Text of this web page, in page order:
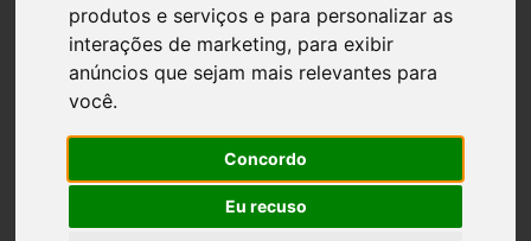
produtos e serviços e para personalizar as
interações de marketing, para exibir
anúncios que sejam mais relevantes para
você.
Concordo
Eu recuso